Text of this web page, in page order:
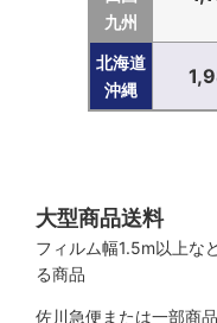
九州
北海道
沖縄
大型商品送料
フィルム幅1.5m以上な
る商品
佐川急便または一部商